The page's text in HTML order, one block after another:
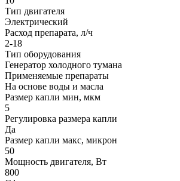
Тип двигателя
Электрический
Расход препарата, л/ч
2-18
Тип оборудования
Генератор холодного тумана
Применяемые препараты
На основе воды и масла
Размер капли мин, мкм
5
Регулировка размера капли
Да
Размер капли макс, микрон
50
Мощность двигателя, Вт
800